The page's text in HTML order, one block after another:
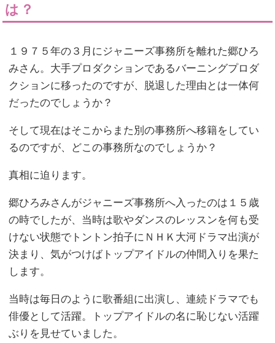
は？
１９７５年の３月にジャニーズ事務所を離れた郷ひろ
みさん。大手プロダクションであるバーニングプロダ
クションに移ったのですが、脱退した理由とは一体何
だったのでしょうか？
そして現在はそこからまた別の事務所へ移籍をしてい
るのですが、どこの事務所なのでしょうか？
真相に迫ります。
郷ひろみさんがジャニーズ事務所へ入ったのは１５歳
の時でしたが、当時は歌やダンスのレッスンを何も受
けない状態でトントン拍子にＮＨＫ大河ドラマ出演が
決まり、気がつけばトップアイドルの仲間入りを果た
します。
当時は毎日のように歌番組に出演し、連続ドラマでも
俳優として活躍。トップアイドルの名に恥じない活躍
ぶりを見せていました。